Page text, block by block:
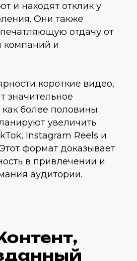
и находят отклик у
Они также
отдачу от
компаний и
короткие видео,
значительное
как более половины
увеличить
Instagram Reels и
формат доказывает
в привлечении и
аудитории.